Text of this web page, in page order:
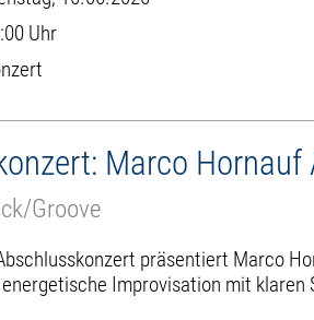
Uhr
Marco
Groove
präsentiert Marco
Improvisation mit klaren